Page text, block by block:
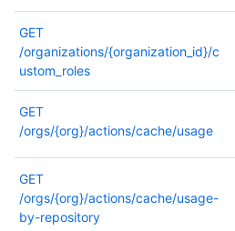
GET
/organizations/{organization_id}/c
ustom_roles
GET
/orgs/{org}/actions/cache/usage
GET
/orgs/{org}/actions/cache/usage-
by-repository